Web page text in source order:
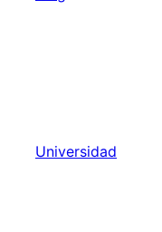
Universidad